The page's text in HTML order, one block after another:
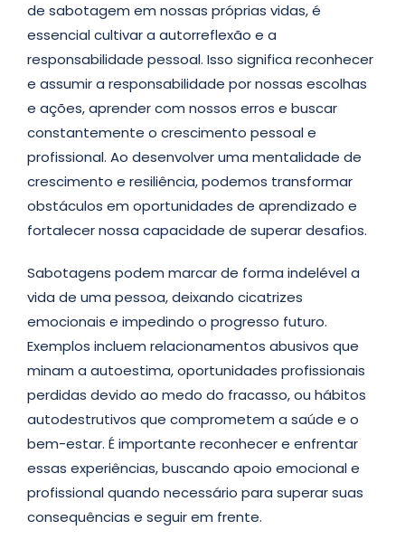
de sabotagem em nossas próprias vidas, é
essencial cultivar a autorreflexão e a
responsabilidade pessoal. Isso significa reconhecer
e assumir a responsabilidade por nossas escolhas
e ações, aprender com nossos erros e buscar
constantemente o crescimento pessoal e
profissional. Ao desenvolver uma mentalidade de
crescimento e resiliência, podemos transformar
obstáculos em oportunidades de aprendizado e
fortalecer nossa capacidade de superar desafios.
Sabotagens podem marcar de forma indelével a
vida de uma pessoa, deixando cicatrizes
emocionais e impedindo o progresso futuro.
Exemplos incluem relacionamentos abusivos que
minam a autoestima, oportunidades profissionais
perdidas devido ao medo do fracasso, ou hábitos
autodestrutivos que comprometem a saúde e o
bem-estar. É importante reconhecer e enfrentar
essas experiências, buscando apoio emocional e
profissional quando necessário para superar suas
consequências e seguir em frente.